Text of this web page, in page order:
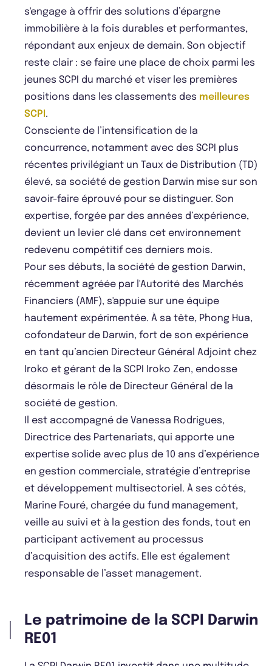
s'engage à offrir des solutions d’épargne
immobilière à la fois durables et performantes,
répondant aux enjeux de demain. Son objectif
reste clair : se faire une place de choix parmi les
jeunes SCPI du marché et viser les premières
positions dans les classements des meilleures
SCPI.
Consciente de l’intensification de la
concurrence, notamment avec des SCPI plus
récentes privilégiant un Taux de Distribution (TD)
élevé, sa société de gestion Darwin mise sur son
savoir-faire éprouvé pour se distinguer. Son
expertise, forgée par des années d’expérience,
devient un levier clé dans cet environnement
redevenu compétitif ces derniers mois.
Pour ses débuts, la société de gestion Darwin,
récemment agréée par l'Autorité des Marchés
Financiers (AMF), s'appuie sur une équipe
hautement expérimentée. À sa tête, Phong Hua,
cofondateur de Darwin, fort de son expérience
en tant qu’ancien Directeur Général Adjoint chez
Iroko et gérant de la SCPI Iroko Zen, endosse
désormais le rôle de Directeur Général de la
société de gestion.
Il est accompagné de Vanessa Rodrigues,
Directrice des Partenariats, qui apporte une
expertise solide avec plus de 10 ans d’expérience
en gestion commerciale, stratégie d’entreprise
et développement multisectoriel. À ses côtés,
Marine Fouré, chargée du fund management,
veille au suivi et à la gestion des fonds, tout en
participant activement au processus
d’acquisition des actifs. Elle est également
responsable de l’asset management.
Le patrimoine de la SCPI Darwin
RE01